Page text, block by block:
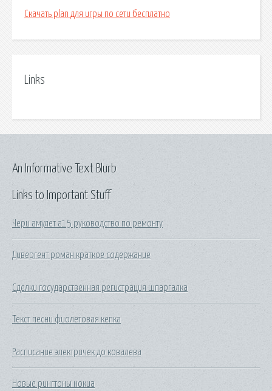
Скачать plan для игры по сети бесплатно
Links
Links to Important Stuff
Чери амулет а15 руководство по ремонту
Дивергент роман краткое содержание
Сделки государственная регистрация шпаргалка
Текст песни фиолетовая кепка
Расписание электричек до ковалева
Новые рингтоны нокиа
An Informative Text Blurb